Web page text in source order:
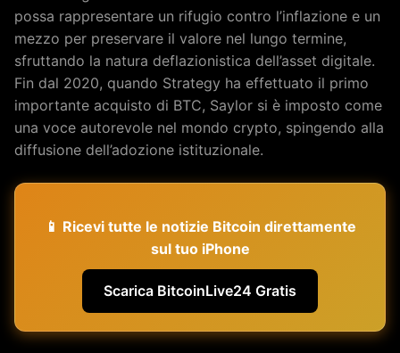
possa rappresentare un rifugio contro l’inflazione e un
mezzo per preservare il valore nel lungo termine,
sfruttando la natura deflazionistica dell’asset digitale.
Fin dal 2020, quando Strategy ha effettuato il primo
importante acquisto di BTC, Saylor si è imposto come
una voce autorevole nel mondo crypto, spingendo alla
diffusione dell’adozione istituzionale.
📱 Ricevi tutte le notizie Bitcoin direttamente
sul tuo iPhone
Scarica BitcoinLive24 Gratis